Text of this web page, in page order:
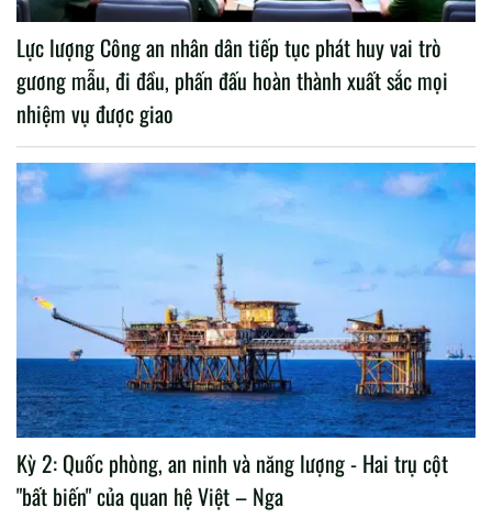
Lực lượng Công an nhân dân tiếp tục phát huy vai trò
gương mẫu, đi đầu, phấn đấu hoàn thành xuất sắc mọi
nhiệm vụ được giao
Kỳ 2: Quốc phòng, an ninh và năng lượng - Hai trụ cột
"bất biến" của quan hệ Việt – Nga